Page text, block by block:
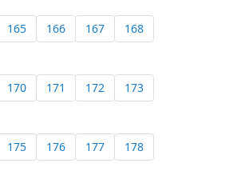
165 166 167 168
170 171 172 173
175 176 177 178